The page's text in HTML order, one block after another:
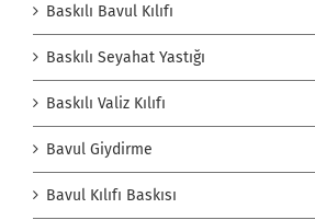
Baskılı Bavul Kılıfı
Baskılı Seyahat Yastığı
Baskılı Valiz Kılıfı
Bavul Giydirme
Bavul Kılıfı Baskısı